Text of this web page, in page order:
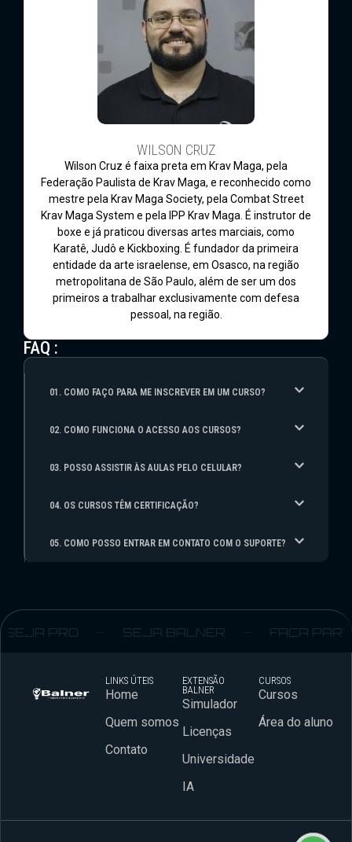
WILSON CRUZ
Wilson Cruz é faixa preta em Krav Maga, pela
Federação Paulista de Krav Maga, e reconhecido como
mestre pela Krav Maga Society, pela Combat Street
Krav Maga System e pela IPP Krav Maga. É instrutor de
boxe e já praticou diversas artes marciais, como
Karatê, Judô e Kickboxing. É fundador da primeira
entidade da arte israelense, em Osasco, na região
metropolitana de São Paulo, além de ser um dos
primeiros a trabalhar exclusivamente com defesa
pessoal, na região.
FAQ :
01. COMO FAÇO PARA ME INSCREVER EM UM CURSO?
02. COMO FUNCIONA O ACESSO AOS CURSOS?
03. POSSO ASSISTIR ÀS AULAS PELO CELULAR?
04. OS CURSOS TÊM CERTIFICAÇÃO?
05. COMO POSSO ENTRAR EM CONTATO COM O SUPORTE?
PRO SEJA BALNER FAÇA PARTE
LINKS ÚTEIS
Home
Quem somos
Contato
EXTENSÃO
BALNER
Simulador
Licenças
Universidade
IA
CURSOS
Cursos
Área do aluno